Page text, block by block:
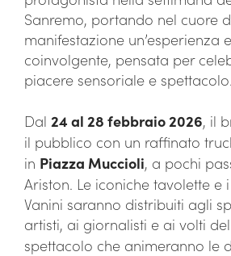
Sanremo, portando nel cuore
manifestazione un’esperienza
coinvolgente, pensata per
piacere sensoriale e spettacolo.
Dal 24 al 28 febbraio 2026, il
il pubblico con un raffinato
in Piazza Muccioli, a pochi
Ariston. Le iconiche tavolette e
Vanini saranno distribuiti agli
artisti, ai giornalisti e ai volti
spettacolo che animeranno le